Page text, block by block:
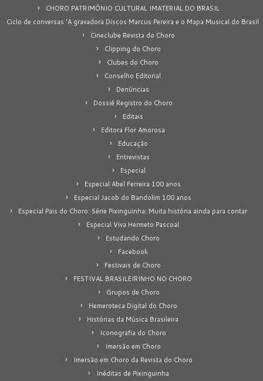
CHORO PATRIMÔNIO CULTURAL IMATERIAL DO BRASIL
Ciclo de conversas 'A gravadora Discos Marcus Pereira e o Mapa Musical do Brasil
Cineclube Revista do Choro
Clipping do Choro
Clubes do Choro
Conselho Editorial
Denúncias
Dossiê Registro do Choro
Editais
Editora Flor Amorosa
Educação
Entrevistas
Especial
Especial Abel Ferreira 100 anos
Especial Jacob do Bandolim 100 anos
Especial Pais do Choro: Série Pixinguinha: Muita história ainda para contar
Especial Viva Hermeto Pascoal
Estudando Choro
Facebook
Festivais de Choro
FESTIVAL BRASILEIRINHO NO CHORO
Grupos de Choro
Hemeroteca Digital do Choro
Histórias da Música Brasileira
Iconografia do Choro
Imersão em Choro
Imersão em Choro da Revista do Choro
Inéditas de Pixinguinha